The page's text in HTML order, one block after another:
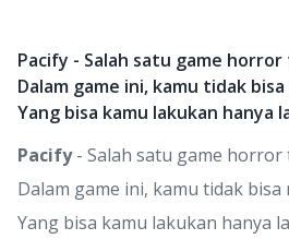
Pacify - Salah satu game
Dalam game ini, kamu tidak
Yang bisa kamu lakukan hanya
Pacify- Salah satu game horror
Dalam game ini, kamu tidak
Yang bisa kamu lakukan hanya